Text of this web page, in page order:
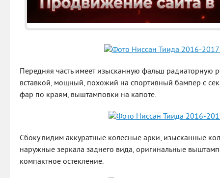
Передняя часть имеет изысканную фальш радиаторную
вставкой, мощный, похожий на спортивный бампер с
фар по краям, выштамповки на капоте.
Сбоку видим аккуратные колесные арки, изысканные
наружные зеркала заднего вида, оригинальные
компактное остекление.